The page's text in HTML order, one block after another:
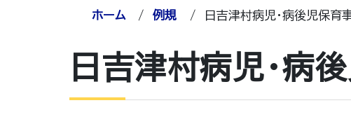
ホーム /例規 / 日吉津村病児・病後児保育
日吉津村病児・病